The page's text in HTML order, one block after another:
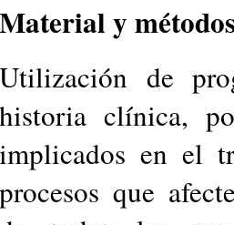
Material y
Utilización de
historia clínica,
implicados en el
procesos que